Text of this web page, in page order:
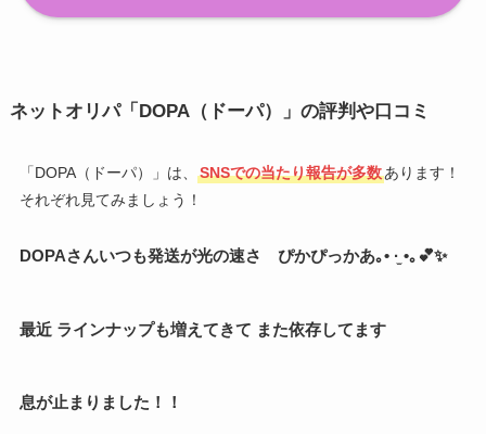
ネットオリパ「DOPA（ドーパ）」の評判や口コミ
「DOPA（ドーパ）」は、 SNSでの当たり報告が多数あります！
それぞれ見てみましょう！
DOPAさんいつも発送が光の速さ ぴかぴっかあ｡• ·̫ •｡︎💕︎︎✨
最近 ラインナップも増えてきて また依存してます
息が止まりました！！